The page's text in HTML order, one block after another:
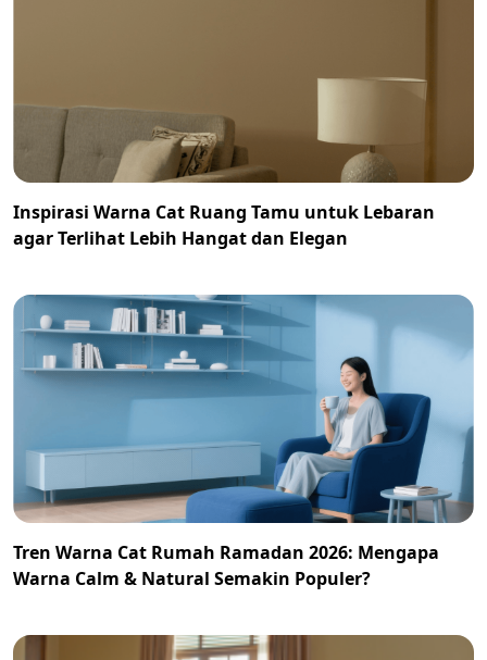
Inspirasi Warna Cat Ruang Tamu untuk Lebaran
agar Terlihat Lebih Hangat dan Elegan
Tren Warna Cat Rumah Ramadan 2026: Mengapa
Warna Calm & Natural Semakin Populer?